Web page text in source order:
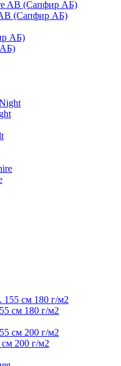
(Сапфир АБ)
см 180 г/м2
200 г/м2